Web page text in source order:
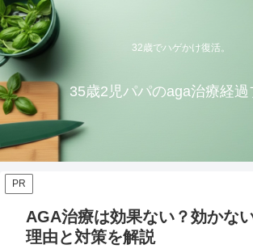
32歳でハゲかけ復活。
35歳2児パパのaga治療経過
PR
AGA治療は効果ない？効かな
理由と対策を解説